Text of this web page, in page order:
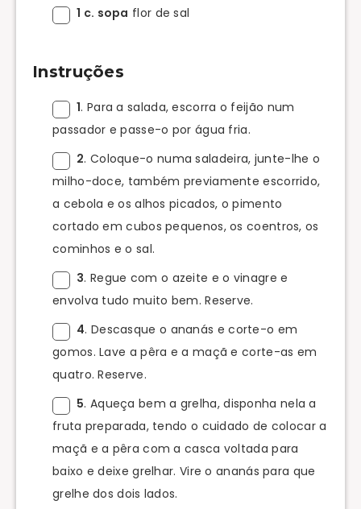
1 c. sopa flor de sal
Instruções
1. Para a salada, escorra o feijão num
passador e passe-o por água fria.
2. Coloque-o numa saladeira, junte-lhe o
milho-doce, também previamente escorrido,
a cebola e os alhos picados, o pimento
cortado em cubos pequenos, os coentros, os
cominhos e o sal.
3. Regue com o azeite e o vinagre e
envolva tudo muito bem. Reserve.
4. Descasque o ananás e corte-o em
gomos. Lave a pêra e a maçã e corte-as em
quatro. Reserve.
5. Aqueça bem a grelha, disponha nela a
fruta preparada, tendo o cuidado de colocar a
maçã e a pêra com a casca voltada para
baixo e deixe grelhar. Vire o ananás para que
grelhe dos dois lados.